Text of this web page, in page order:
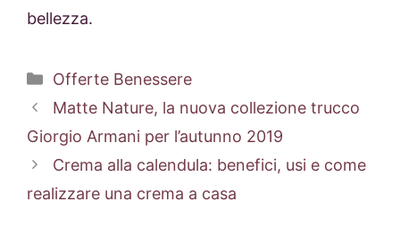
bellezza.
Categorie
Offerte Benessere
Matte Nature, la nuova collezione trucco
Giorgio Armani per l’autunno 2019
Crema alla calendula: benefici, usi e come
realizzare una crema a casa